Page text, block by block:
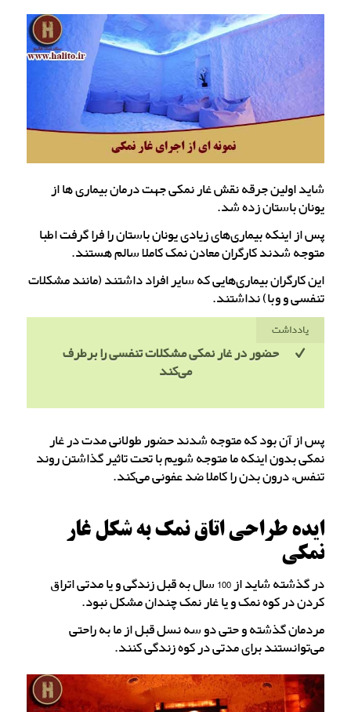
شاید اولین جرقه نقش غار نمکی جهت درمان بیماری ها از
یونان باستان زده شد.
پس از اینکه بیماری‌های زیادی یونان باستان را فرا گرفت اطبا
متوجه شدند کارگران معادن نمک کاملا سالم هستند.
این کارگران بیماری‌هایی که سایر افراد داشتند (مانند مشکلات
تنفسی و وبا) نداشتند.
یادداشت
حضور در غار نمکی مشکلات تنفسی را برطرف
می‌کند
پس از آن بود که متوجه شدند حضور طولانی مدت در غار
نمکی بدون اینکه ما متوجه شویم با تحت تاثیر گذاشتن روند
تنفس، درون بدن را کاملا ضد عفونی می‌کند.
ایده طراحی اتاق نمک به شکل غار
نمکی
در گذشته شاید از 100 سال به قبل زندگی و یا مدتی اتراق
کردن در کوه نمک و یا غار نمک چندان مشکل نبود.
مردمان گذشته و حتی دو سه نسل قبل از ما به راحتی
می‌توانستند برای مدتی در کوه زندگی کنند.